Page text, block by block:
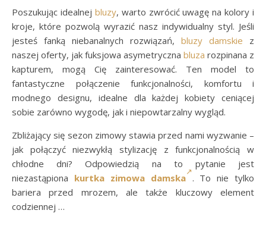
Poszukując idealnej bluzy, warto zwrócić uwagę na kolory i
kroje, które pozwolą wyrazić nasz indywidualny styl. Jeśli
jesteś fanką niebanalnych rozwiązań, bluzy damskie z
naszej oferty, jak fuksjowa asymetryczna bluza rozpinana z
kapturem, mogą Cię zainteresować. Ten model to
fantastyczne połączenie funkcjonalności, komfortu i
modnego designu, idealne dla każdej kobiety ceniącej
sobie zarówno wygodę, jak i niepowtarzalny wygląd.
Zbliżający się sezon zimowy stawia przed nami wyzwanie –
jak połączyć niezwykłą stylizację z funkcjonalnością w
chłodne dni? Odpowiedzią na to pytanie jest
niezastąpiona kurtka zimowa damska . To nie tylko
bariera przed mrozem, ale także kluczowy element
codziennej …